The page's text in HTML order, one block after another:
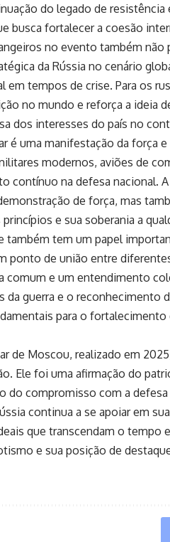
do legado de
busca fortalecer a coesão
no evento também não
da Rússia no cenário
em tempos de crise. Para os
no mundo e reforça a ideia
dos interesses do país no
é uma manifestação da força
modernos, aviões de
contínuo na defesa nacional.
de força, mas
e sua soberania a
também tem um papel
ponto de união entre
comum e um entendimento
da guerra e o reconhecimento
para o
de Moscou, realizado em
Ele foi uma afirmação do
do compromisso com a
continua a se apoiar em
que transcendam o tempo
e sua posição de